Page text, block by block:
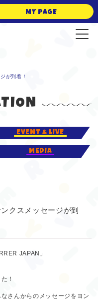
MY PAGE
が到着！
EVENT & LIVE
MEDIA
クスメッセージが到
JAPAN」
！
さんからのメッセージをヨン